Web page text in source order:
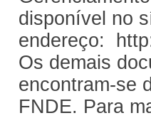
disponível no
endereço:
Os demais
encontram-se
FNDE. Para